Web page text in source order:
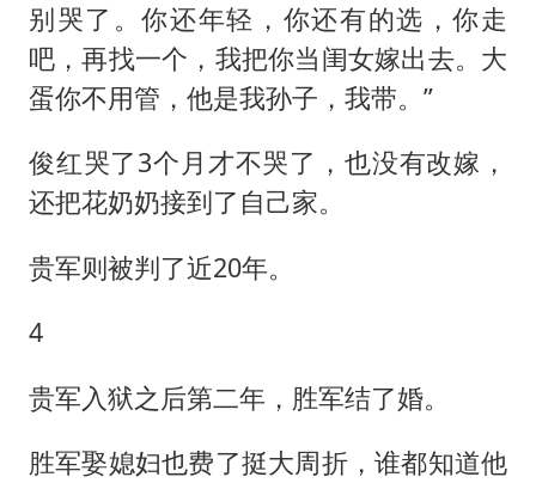
别哭了。你还年轻，你还有的选，你走
吧，再找一个，我把你当闺女嫁出去。大
蛋你不用管，他是我孙子，我带。”
俊红哭了3个月才不哭了，也没有改嫁，
还把花奶奶接到了自己家。
贵军则被判了近20年。
4
贵军入狱之后第二年，胜军结了婚。
胜军娶媳妇也费了挺大周折，谁都知道他